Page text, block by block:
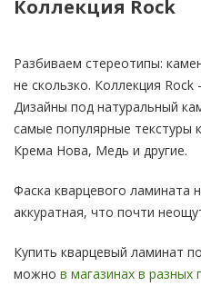
Коллекция Rock
Разбиваем стереотипы:
не скользко. Коллекция
Дизайны под натуральный
самые популярные текстуры
Крема Нова, Медь и другие.
Фаска кварцевого ламината
аккуратная, что почти
Купить кварцевый ламинат
можно в магазинах в разных